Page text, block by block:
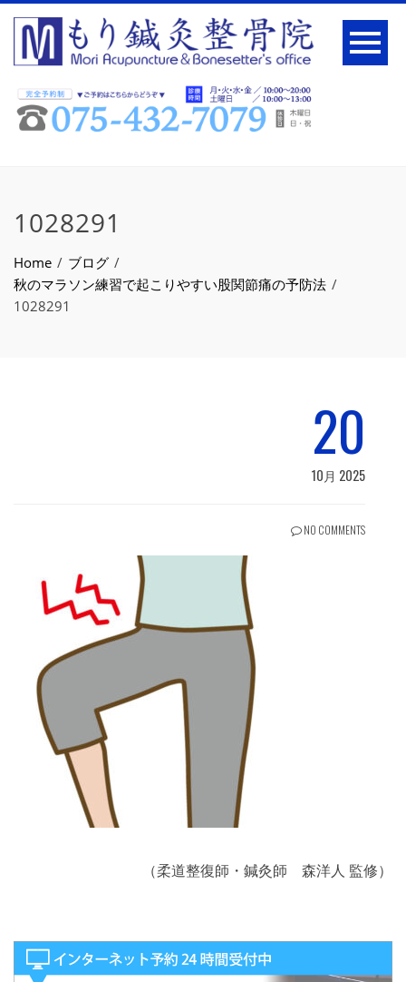
1028291
Home
ブログ
秋のマラソン練習で起こりやすい股関節痛の予防法
1028291
20
10月 2025
NO COMMENTS
（柔道整復師・鍼灸師 森洋人 監修）